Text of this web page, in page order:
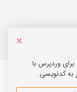
×
افزونه آمارگیر StatsFA برای وردپرس با
به کدنویسی.